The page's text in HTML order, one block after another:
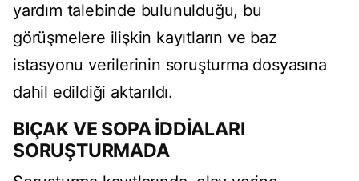
yardım talebinde bulunulduğu, bu
görüşmelere ilişkin kayıtların ve baz
istasyonu verilerinin soruşturma dosyasına
dahil edildiği aktarıldı.
BIÇAK VE SOPA İDDİALARI
SORUŞTURMADA